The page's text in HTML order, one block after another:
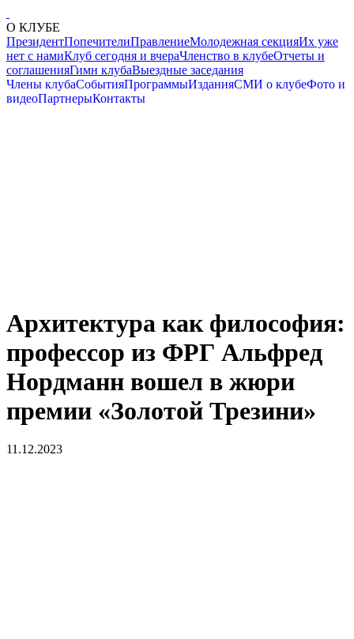
О КЛУБЕ
ПрезидентПопечителиПравлениеМолодежная секцияИх уже
нет с намиКлуб сегодня и вчераЧленство в клубеОтчеты и
соглашенияГимн клубаВыездные заседания
Члены клубаСобытияПрограммыИзданияСМИ о клубеФото и
видеоПартнерыКонтакты
Архитектура как философия:
профессор из ФРГ Альфред
Нордманн вошел в жюри
премии «Золотой Трезини»
11.12.2023